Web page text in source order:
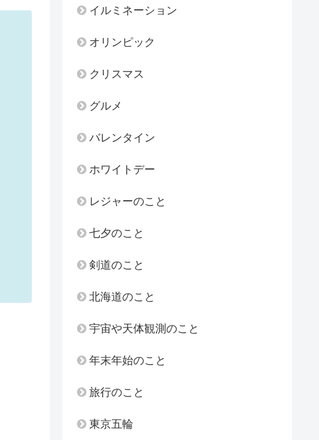
イルミネーション
オリンピック
クリスマス
グルメ
バレンタイン
ホワイトデー
レジャーのこと
七夕のこと
剣道のこと
北海道のこと
宇宙や天体観測のこと
年末年始のこと
旅行のこと
東京五輪